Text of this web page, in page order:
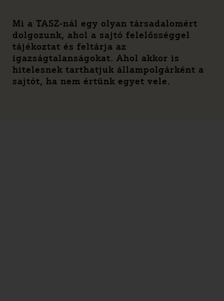
Mi a TASZ-nál egy olyan társadalomért
dolgozunk, ahol a sajtó felelősséggel
tájékoztat és feltárja az
igazságtalanságokat. Ahol akkor is
hitelesnek tarthatjuk állampolgárként a
sajtót, ha nem értünk egyet vele.